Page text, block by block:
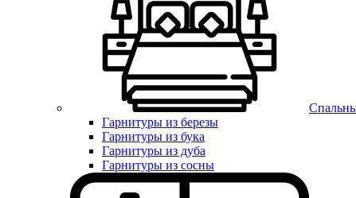
Гарнитуры из березы
Гарнитуры из бука
Гарнитуры из дуба
Гарнитуры из сосны